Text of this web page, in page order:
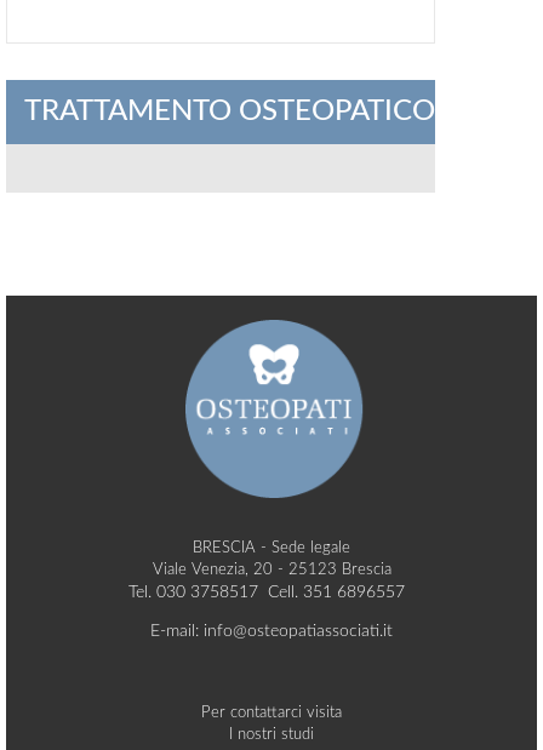
TRATTAMENTO OSTEOPATICO
BRESCIA - Sede legale
Viale Venezia, 20 - 25123 Brescia
Tel. 030 3758517 Cell. 351 6896557
E-mail: info@osteopatiassociati.it
Per contattarci visita
I nostri studi